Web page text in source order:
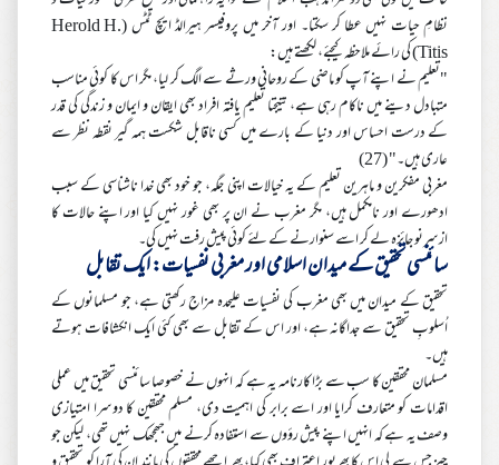
نظامِ حیات نہیں عطا کر سکتا۔ اور آخر میں پروفیسر ہیرالڈ ایچ ٹٹس (Herold H.
Titis) کی رائے ملاحظہ کیجئے، لکھتے ہیں:
"تعلیم نے اپنے آپ کو ماضی کے روحانی ورثے سے الگ کر لیا، مگر اس کا کوئی مناسب
متبادل دینے میں ناکام رہی ہے، نتیجتا تعلیم یافتہ افراد بھی ایقان و ایمان و زندگی کی قدر
کے درست احساس اور دنیا کے بارے میں کسی ناقابل شکست ہمہ گیر نقطہ نظر سے
عاری ہیں۔" (27)
مغربی مفکرین و ماہرین تعلیم کے یہ خیالات اپنی جگہ، جو خود بھی خدا ناشناسی کے سبب
ادھورے اور نامکمل ہیں، مگر مغرب نے ان پر بھی غور نہیں کیا اور اپنے حالات کا
ازسرنو جائزہ لے کر اسے سنوارنے کے لئے کوئی پیش رفت نہیں کی۔
سائنسی تحقیق کے میدان اسلامی اور مغربی نفسیات: ایک تقابل
تحقیق کے میدان میں بھی مغرب کی نفسیات علیحدہ مزاج رکھتی ہے، جو مسلمانوں کے
اُسلوبِ تحقیق سے جداگانہ ہے، اور اس کے تقابل سے بھی کئی ایک انکشافات ہوتے
ہیں۔
مسلمان محققین کا سب سے بڑا کارنامہ یہ ہے کہ انہوں نے خصوصا سائنسی تحقیق میں عملی
اقدامات کو متعارف کرایا اور اسے برابر کی اہمیت دی، مسلم محققین کا دوسرا امتیازی
وصف یہ ہے کہ انہیں اپنے پیش رؤوں سے استفادہ کرنے میں جھجھک نہیں تھی، لیکن جو